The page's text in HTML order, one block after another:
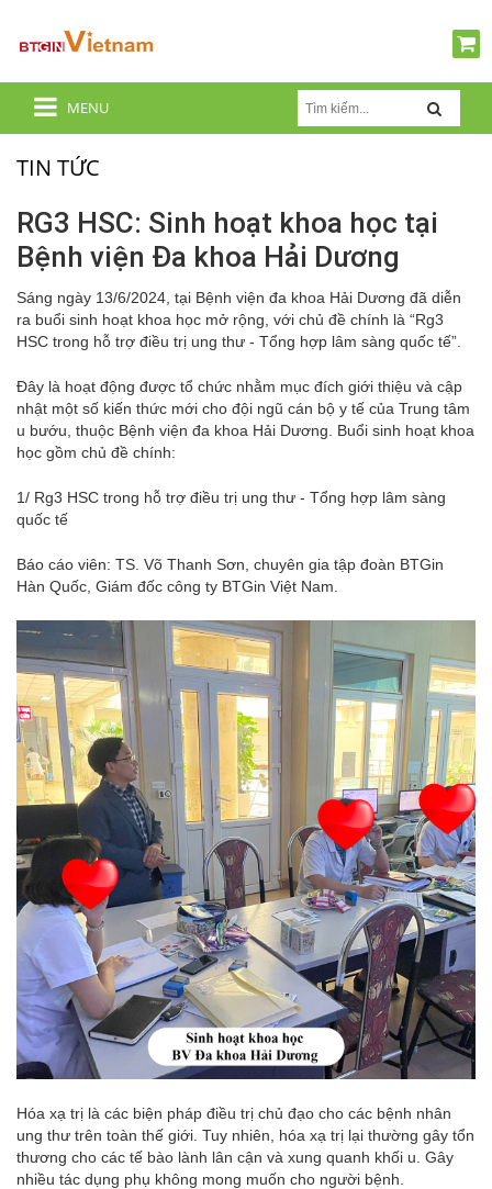
MENU
TIN TỨC
RG3 HSC: Sinh hoạt khoa học tại
Bệnh viện Đa khoa Hải Dương
Sáng ngày 13/6/2024, tại Bệnh viện đa khoa Hải Dương đã diễn
ra buổi sinh hoạt khoa học mở rộng, với chủ đề chính là “Rg3
HSC trong hỗ trợ điều trị ung thư - Tổng hợp lâm sàng quốc tế”.
Đây là hoạt động được tổ chức nhằm mục đích giới thiệu và cập
nhật một số kiến thức mới cho đội ngũ cán bộ y tế của Trung tâm
u bướu, thuộc Bệnh viện đa khoa Hải Dương. Buổi sinh hoạt khoa
học gồm chủ đề chính:
1/ Rg3 HSC trong hỗ trợ điều trị ung thư - Tổng hợp lâm sàng
quốc tế
Báo cáo viên: TS. Võ Thanh Sơn, chuyên gia tập đoàn BTGin
Hàn Quốc, Giám đốc công ty BTGin Việt Nam.
Hóa xạ trị là các biện pháp điều trị chủ đạo cho các bệnh nhân
ung thư trên toàn thế giới. Tuy nhiên, hóa xạ trị lại thường gây tổn
thương cho các tế bào lành lân cận và xung quanh khối u. Gây
nhiều tác dụng phụ không mong muốn cho người bệnh.